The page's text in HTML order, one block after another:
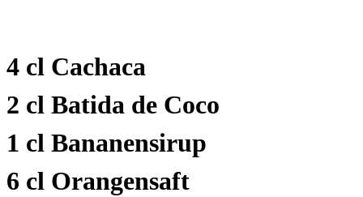
4 cl Cachaca
2 cl Batida de Coco
1 cl Bananensirup
6 cl Orangensaft